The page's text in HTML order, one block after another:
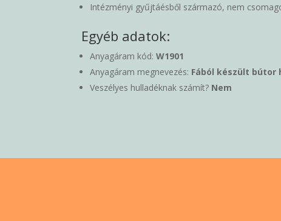
Intézményi gyűjtáésből származó, nem
Egyéb adatok:
Anyagáram kód:W1901
Anyagáram megnevezés: Fából készült bútor
Veszélyes hulladéknak számít? Nem